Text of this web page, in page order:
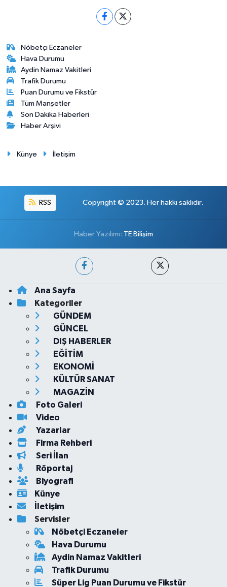
Nöbetçi Eczaneler
Hava Durumu
Aydin Namaz Vakitleri
Trafik Durumu
Puan Durumu ve Fikstür
Tüm Manşetler
Son Dakika Haberleri
Haber Arşivi
Künye İletişim
RSS Copyright © 2023. Her hakkı saklıdır.
Haber Yazılımı: TE Bilişim
Ana Sayfa
Kategoriler
GÜNDEM
GÜNCEL
DIŞ HABERLER
EĞİTİM
EKONOMİ
KÜLTÜR SANAT
MAGAZİN
Foto Galeri
Video
Yazarlar
Firma Rehberi
Seri İlan
Röportaj
Biyografi
Künye
İletişim
Servisler
Nöbetçi Eczaneler
Hava Durumu
Aydin Namaz Vakitleri
Trafik Durumu
Süper Lig Puan Durumu ve Fikstür